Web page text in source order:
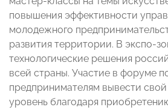
повышения эффективности
молодежного
развития территории. В экспо-
технологические решения
всей страны. Участие в форуме
предпринимателям вывести
уровень благодаря